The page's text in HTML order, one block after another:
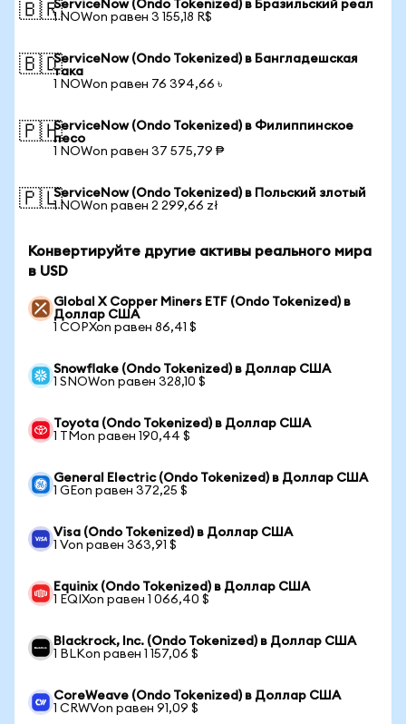
🇧🇷ServiceNow (Ondo Tokenized) в Бразильский реал
1 NOWon равен 3 155,18 R$
🇧🇩ServiceNow (Ondo Tokenized) в Бангладешская
така
1 NOWon равен 76 394,66 ৳
🇵🇭ServiceNow (Ondo Tokenized) в Филиппинское
песо
1 NOWon равен 37 575,79 ₱
🇵🇱ServiceNow (Ondo Tokenized) в Польский злотый
1 NOWon равен 2 299,66 zł
Конвертируйте другие активы реального мира
в USD
Global X Copper Miners ETF (Ondo Tokenized) в
Доллар США
1 COPXon равен 86,41 $
Snowflake (Ondo Tokenized) в Доллар США
1 SNOWon равен 328,10 $
Toyota (Ondo Tokenized) в Доллар США
1 TMon равен 190,44 $
General Electric (Ondo Tokenized) в Доллар США
1 GEon равен 372,25 $
Visa (Ondo Tokenized) в Доллар США
1 Von равен 363,91 $
Equinix (Ondo Tokenized) в Доллар США
1 EQIXon равен 1 066,40 $
Blackrock, Inc. (Ondo Tokenized) в Доллар США
1 BLKon равен 1 157,06 $
CoreWeave (Ondo Tokenized) в Доллар США
1 CRWVon равен 91,09 $